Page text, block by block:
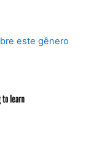
este gênero